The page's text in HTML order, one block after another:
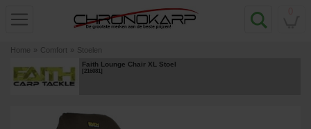
Home » Comfort » Stoelen
Faith Lounge Chair XL Stoel
[216081]